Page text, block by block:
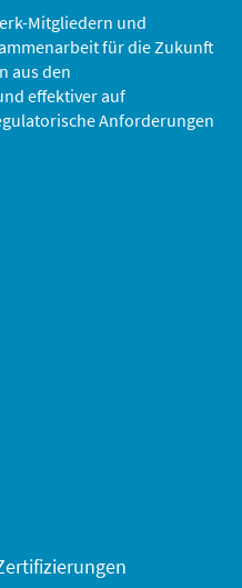
Mitgliedern und
für die Zukunft
aus den
effektiver auf
Anforderungen